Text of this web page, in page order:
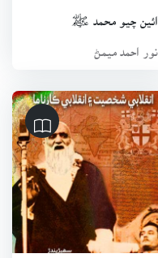
کوئی وجود نہیں (31) علوم القرآن (اردو) (32) رسول اللہ صہ
ائين چيو محمد ﷺ
نور احمد ميمڻ